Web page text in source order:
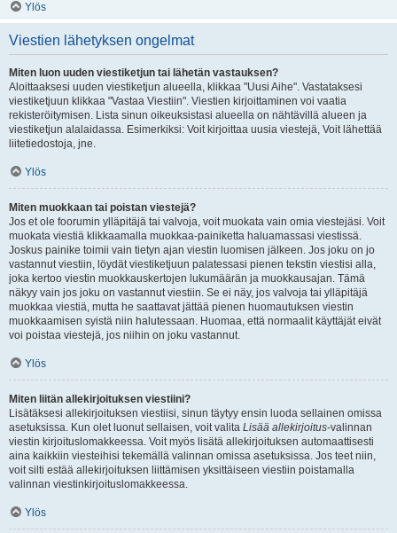
Ylös
Viestien lähetyksen ongelmat
Miten luon uuden viestiketjun tai lähetän vastauksen?
Aloittaaksesi uuden viestiketjun alueella, klikkaa "Uusi Aihe". Vastataksesi
viestiketjuun klikkaa "Vastaa Viestiin". Viestien kirjoittaminen voi vaatia
rekisteröitymisen. Lista sinun oikeuksistasi alueella on nähtävillä alueen ja
viestiketjun alalaidassa. Esimerkiksi: Voit kirjoittaa uusia viestejä, Voit lähettää
liitetiedostoja, jne.
Ylös
Miten muokkaan tai poistan viestejä?
Jos et ole foorumin ylläpitäjä tai valvoja, voit muokata vain omia viestejäsi. Voit
muokata viestiä klikkaamalla muokkaa-painiketta haluamassasi viestissä.
Joskus painike toimii vain tietyn ajan viestin luomisen jälkeen. Jos joku on jo
vastannut viestiin, löydät viestiketjuun palatessasi pienen tekstin viestisi alla,
joka kertoo viestin muokkauskertojen lukumäärän ja muokkausajan. Tämä
näkyy vain jos joku on vastannut viestiin. Se ei näy, jos valvoja tai ylläpitäjä
muokkaa viestiä, mutta he saattavat jättää pienen huomautuksen viestin
muokkaamisen syistä niin halutessaan. Huomaa, että normaalit käyttäjät eivät
voi poistaa viestejä, jos niihin on joku vastannut.
Ylös
Miten liitän allekirjoituksen viestiini?
Lisätäksesi allekirjoituksen viestiisi, sinun täytyy ensin luoda sellainen omissa
asetuksissa. Kun olet luonut sellaisen, voit valita Lisää allekirjoitus-valinnan
viestin kirjoituslomakkeessa. Voit myös lisätä allekirjoituksen automaattisesti
aina kaikkiin viesteihisi tekemällä valinnan omissa asetuksissa. Jos teet niin,
voit silti estää allekirjoituksen liittämisen yksittäiseen viestiin poistamalla
valinnan viestinkirjoituslomakkeessa.
Ylös